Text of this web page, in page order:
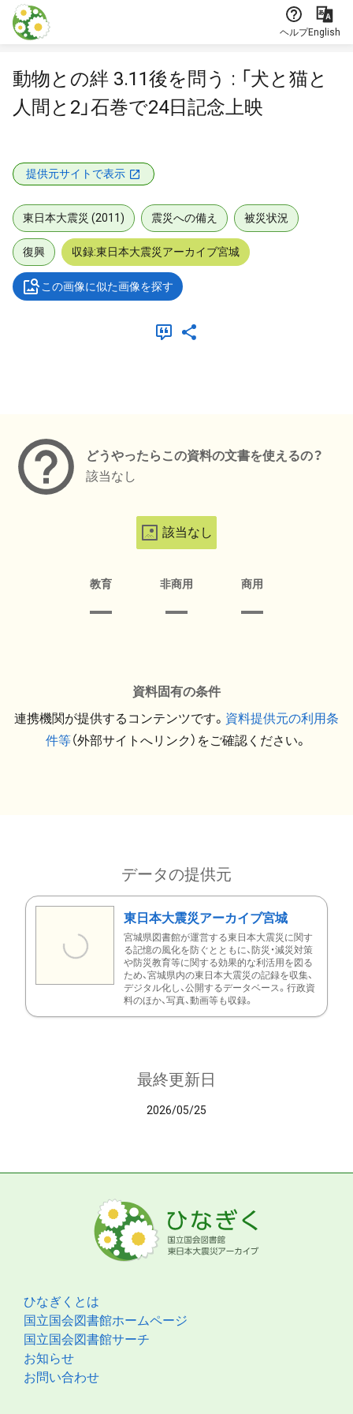
本文に飛ぶ
ヘルプEnglish
動物との絆 3.11後を問う : 「犬と猫と
人間と2」石巻で24日記念上映
提供元サイトで表示
東日本大震災 (2011) 震災への備え 被災状況
復興 収録:東日本大震災アーカイブ宮城
この画像に似た画像を探す
どうやったらこの資料の文書を使えるの？
該当なし
該当なし
教育 非商用 商用
資料固有の条件
連携機関が提供するコンテンツです。 資料提供元の利用条
件等（外部サイトへリンク）をご確認ください。
データの提供元
東日本大震災アーカイブ宮城
宮城県図書館が運営する東日本大震災に関す
る記憶の風化を防ぐとともに、防災・減災対策
や防災教育等に関する効果的な利活用を図る
ため、宮城県内の東日本大震災の記録を収集、
デジタル化し、公開するデータベース。行政資
料のほか、写真、動画等も収録。
最終更新日
2026/05/25
ひなぎくとは
国立国会図書館ホームページ
国立国会図書館サーチ
お知らせ
お問い合わせ